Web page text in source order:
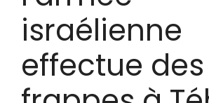
israélienne
effectue des